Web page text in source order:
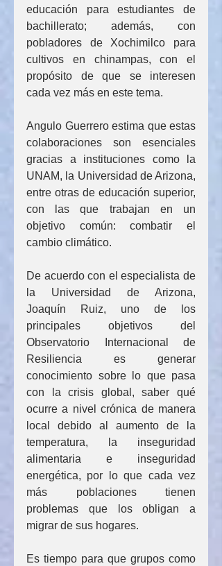
educación para estudiantes de
bachillerato; además, con
pobladores de Xochimilco para
cultivos en chinampas, con el
propósito de que se interesen
cada vez más en este tema.
Angulo Guerrero estima que estas
colaboraciones son esenciales
gracias a instituciones como la
UNAM, la Universidad de Arizona,
entre otras de educación superior,
con las que trabajan en un
objetivo común: combatir el
cambio climático.
De acuerdo con el especialista de
la Universidad de Arizona,
Joaquín Ruiz, uno de los
principales objetivos del
Observatorio Internacional de
Resiliencia es generar
conocimiento sobre lo que pasa
con la crisis global, saber qué
ocurre a nivel crónica de manera
local debido al aumento de la
temperatura, la inseguridad
alimentaria e inseguridad
energética, por lo que cada vez
más poblaciones tienen
problemas que los obligan a
migrar de sus hogares.
Es tiempo para que grupos como